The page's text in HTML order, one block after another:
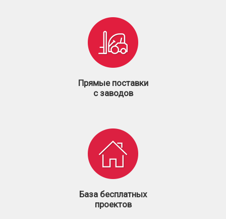
Прямые поставки
с заводов
База бесплатных
проектов